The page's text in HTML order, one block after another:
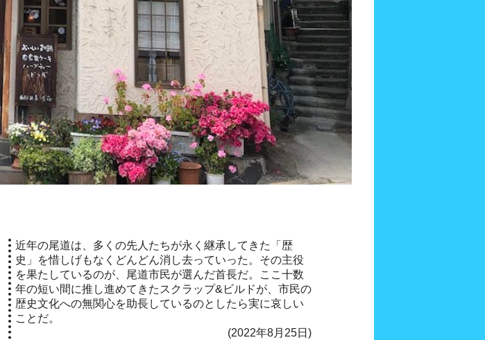
近年の尾道は、多くの先人たちが永く継承してきた「歴
史」を惜しげもなくどんどん消し去っていった。その主役
を果たしているのが、尾道市民が選んだ首長だ。ここ十数
年の短い間に推し進めてきたスクラップ&ビルドが、市民の
歴史文化への無関心を助長しているのとしたら実に哀しい
ことだ。
(2022年8月25日)